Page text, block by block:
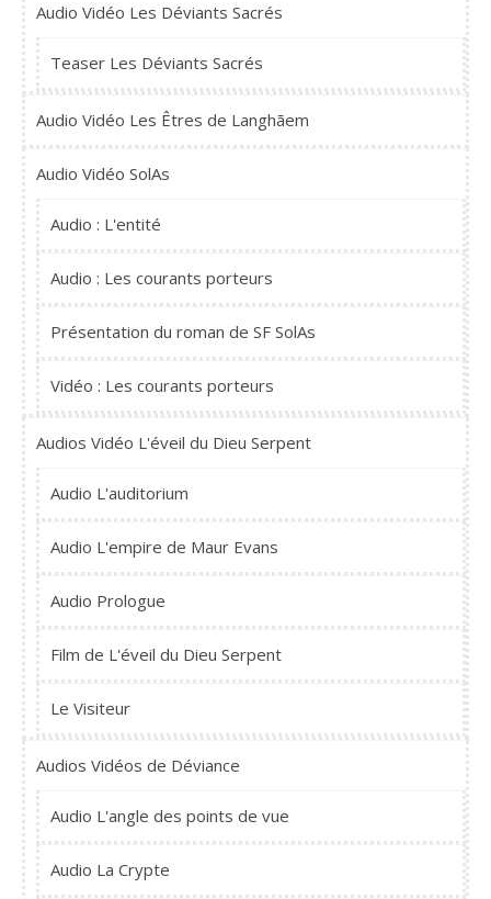
Audio Vidéo Les Déviants Sacrés
Teaser Les Déviants Sacrés
Audio Vidéo Les Êtres de Langhãem
Audio Vidéo SolAs
Audio : L'entité
Audio : Les courants porteurs
Présentation du roman de SF SolAs
Vidéo : Les courants porteurs
Audios Vidéo L'éveil du Dieu Serpent
Audio L'auditorium
Audio L'empire de Maur Evans
Audio Prologue
Film de L'éveil du Dieu Serpent
Le Visiteur
Audios Vidéos de Déviance
Audio L'angle des points de vue
Audio La Crypte